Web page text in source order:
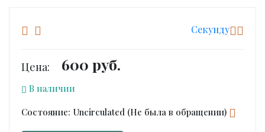
Cекунду
Цена: 600 руб.
В наличии
Состояние: Uncirculated (Не была в обращении)